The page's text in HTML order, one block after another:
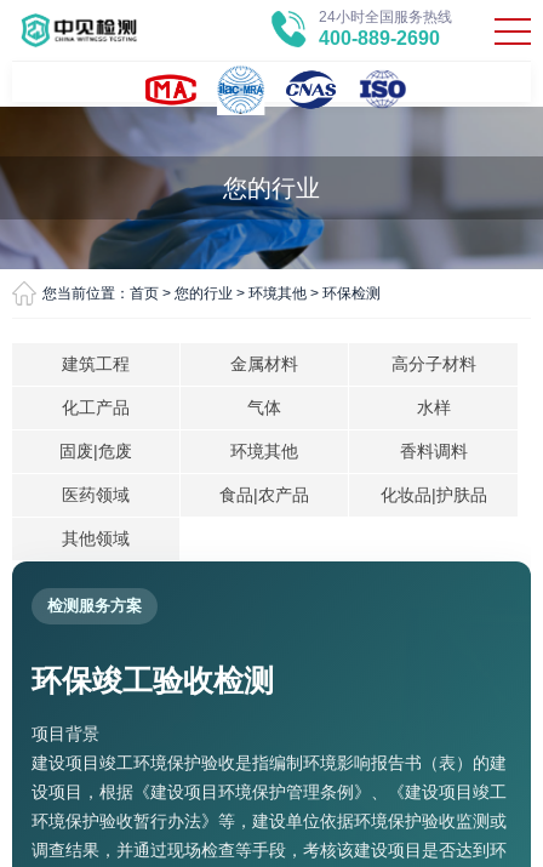
24小时全国服务热线
400-889-2690
您的行业
您当前位置： 首页 > 您的行业 > 环境其他 > 环保检测
建筑工程 金属材料 高分子材料
化工产品 气体 水样
固废|危废 环境其他 香料调料
医药领域 食品|农产品 化妆品|护肤品
其他领域
检测服务方案
环保竣工验收检测
项目背景
建设项目竣工环境保护验收是指编制环境影响报告书（表）的建
设项目，根据《建设项目环境保护管理条例》、《建设项目竣工
环境保护验收暂行办法》等，建设单位依据环境保护验收监测或
调查结果，并通过现场检查等手段，考核该建设项目是否达到环